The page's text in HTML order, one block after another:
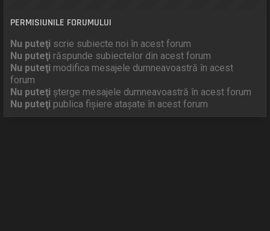
PERMISIUNILE FORUMULUI
Nu puteţi scrie subiecte noi în acest forum
Nu puteţi răspunde subiectelor din acest forum
Nu puteţi modifica mesajele dumneavoastră în acest
forum
Nu puteţi şterge mesajele dumneavoastră în acest forum
Nu puteţi publica fişiere ataşate în acest forum